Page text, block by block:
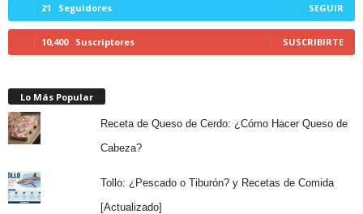
21 Seguidores SEGUIR
10,400 Suscriptores SUSCRIBIRTE
Lo Más Popular
Receta de Queso de Cerdo: ¿Cómo Hacer Queso de
Cabeza?
Tollo: ¿Pescado o Tiburón? y Recetas de Comida
[Actualizado]